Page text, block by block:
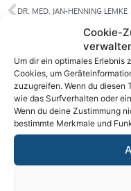
Cookie-
Um dir ein optimales
Cookies, um
zuzugreifen. Wenn du diesen
wie das Surfverhalten oder
Wenn du deine Zustimmung
bestimmte Merkmale und
DR. MED. JAN-HENNING LEMKE
ADRESSEN
hnocologne| HNO
Chlodwigplatz 1
50678 Köln
Sprechstunde für